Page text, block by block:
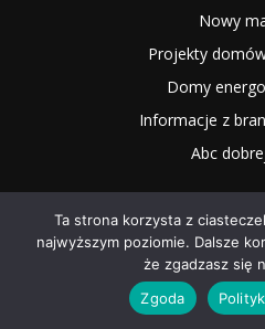
Nowy
Projekty
Domy
Informacje z
Abc
Ta strona korzysta z
najwyższym poziomie. Dalsze
że zgadzasz się
Zgoda